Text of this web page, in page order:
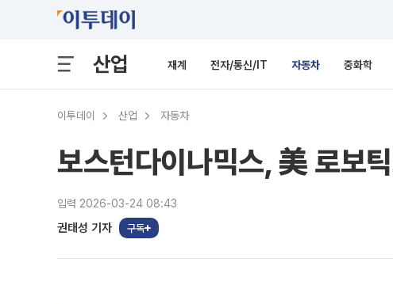
산업 재계 전자/통신/IT 자동차 중화학
이투데이 산업 자동차
보스턴다이나믹스, 美 로보
입력 2026-03-24 08:43
권태성 기자 구독